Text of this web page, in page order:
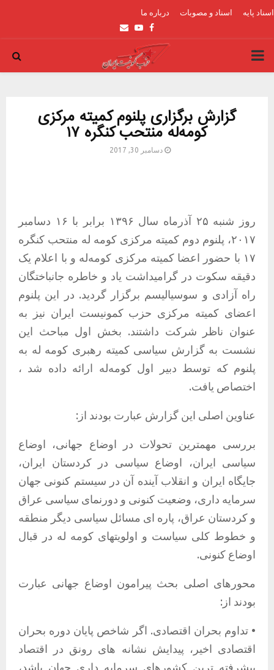
اسناد پایه اسناد و مصوبات درباره ما
Facebook
Youtube
Email
PRIMARY
گزارش برگزاری پلنوم کمیته مرکزی
کومەله منتحب کنگره ۱۷
دسامبر 30, 2017
روز شنبه ۲۵ آذرماه سال ۱۳۹۶ برابر با ۱۶ دسامبر
۲۰۱۷، پلنوم دوم کمیته مرکزی کومه له منتحب کنگره
۱۷ با حضور اعضا کمیتە مرکزی کومەلە و با اعلام یک
دقیقە سکوت در گرامیداشت یاد و خاطرە جانباختگان
راە آزادی و سوسیالیسم برگزار گردید. در این پلنوم
اعضای کمیته مرکزی حزب کمونیست ایران نیز به
عنوان ناظر شرکت داشتند. بخش اول مباحث این
نشست به گزارش سیاسی کمیته رهبری کومه له به
پلنوم کە توسط دبیر اول کومەلە ارائە دادە شد ،
اختصاص یافت.
عناوین اصلی این گزارش عبارت بودند از:
بررسی مهمترین تحولات در اوضاع جهانی، اوضاع
سیاسی ایران، اوضاع سیاسی در کردستان ایران،
جایگاه ایران و انقلاب آینده آن در سیستم کنونی جهان
سرمایه داری، وضعیت کنونی و دورنمای سیاسی عراق
و کردستان عراق، پاره ای مسائل سیاسی دیگر منطقه
و خطوط کلی سیاست و اولویتهای کومه له در قبال
اوضاع کنونی.
محورهای اصلی بحث پیرامون اوضاع جهانی عبارت
بودند از:
• تداوم بحران اقتصادی. اگر شاخص پایان دوره بحران
اقتصادی اخیر، پیدایش نشانه های رونق در اقتصاد
پیشرفته ترین کشورهای سرمایه داری جهان باشد،